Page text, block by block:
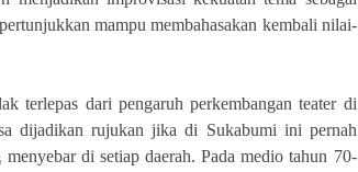
mampu membahasakan kembali nilai-
terlepas dari pengaruh perkembangan teater di
dijadikan rujukan jika di Sukabumi ini pernah
di setiap daerah. Pada medio tahun 70-